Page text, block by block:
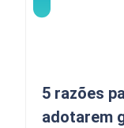
5 razões
adotarem